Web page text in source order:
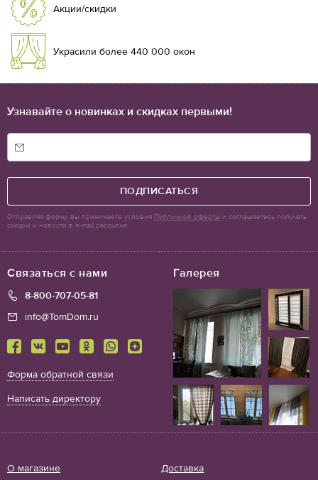
Акции/скидки
Украсили более 440 000 окон
Галерея
Связаться с нами
8-800-707-05-81
info@TomDom.ru
Форма обратной связи
Написать директору
О магазине Доставка
Узнавайте о новинках и скидках первыми!
ПОДПИСАТЬСЯ
Отправляя форму, вы принимаете условия Публичной оферты и соглашаетесь получать
скидки и новости в e-mail рассылке